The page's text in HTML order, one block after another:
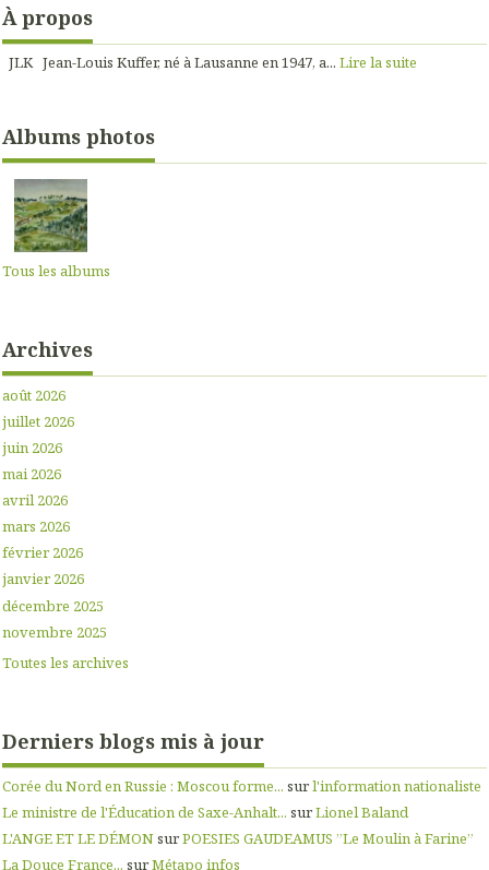
À propos
JLK Jean-Louis Kuffer, né à Lausanne en 1947, a... Lire la suite
Albums photos
Tous les albums
Archives
août 2026
juillet 2026
juin 2026
mai 2026
avril 2026
mars 2026
février 2026
janvier 2026
décembre 2025
novembre 2025
Toutes les archives
Derniers blogs mis à jour
Corée du Nord en Russie : Moscou forme... surl'information nationaliste
Le ministre de l'Éducation de Saxe-Anhalt... surLionel Baland
L'ANGE ET LE DÉMONsurPOESIES GAUDEAMUS ”Le Moulin à Farine”
La Douce France... surMétapo infos